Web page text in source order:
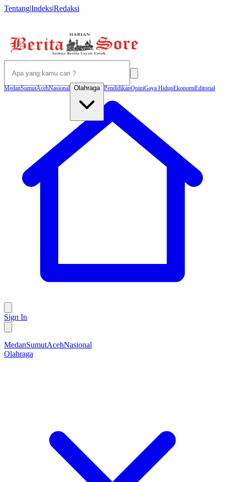
Tentang|Indeks|Redaksi
MedanSumutAcehNasional Olahraga PendidikanOpiniGaya HidupEkonomiEditorial
Sign In
MedanSumutAcehNasional
Olahraga